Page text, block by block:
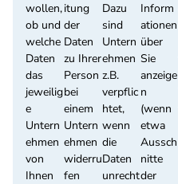
wollen,
ob und
welche
Daten
das
jeweilig
e
Untern
ehmen
von
Ihnen
itung
der
Daten
zu Ihrer
Person
bei
einem
Untern
ehmen
widerru
fen
Dazu
sind
Untern
ehmen
z.B.
verpflic
htet,
wenn
die
Daten
unrecht
Inform
ationen
über
Sie
anzeige
n
(wenn
etwa
Aussch
nitte
der